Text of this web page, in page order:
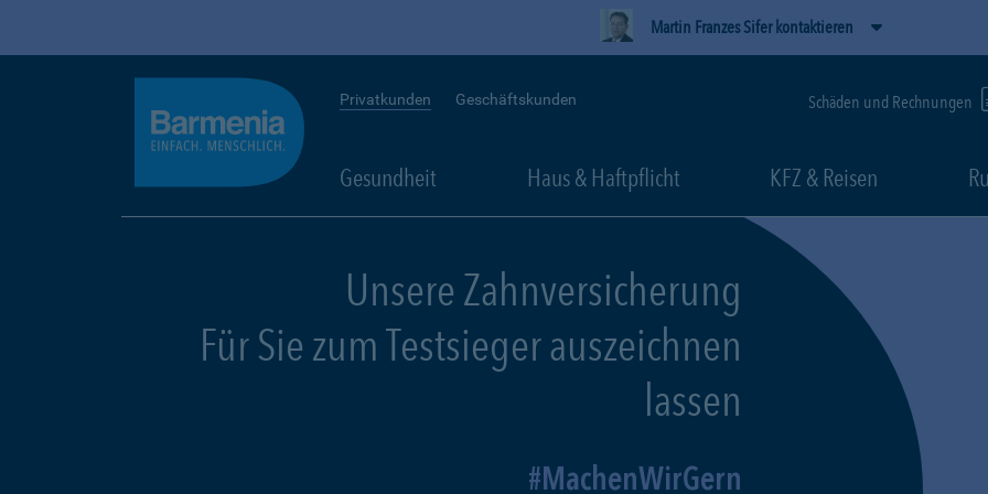
Martin Franzes Sifer kontaktieren
Privatkunden Geschäftskunden Schäden und Rechnungen
Gesundheit Haus & Haftpflicht KFZ & Reisen
Unsere Zahnversicherung
Für Sie zum Testsieger auszeichnen
lassen
MachenWirGern